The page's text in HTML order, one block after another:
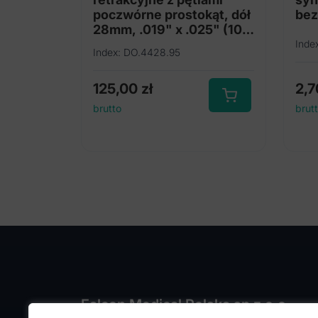
poczwórne prostokąt, dół
28mm, .019" x .025" (10
Index: DO.4428.95
125,00 zł
brutto
Falcon Medical Polska sp z o.o.